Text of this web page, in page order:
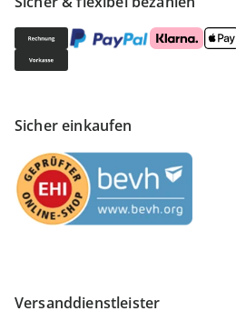
Sicher einkaufen
Versanddienstleister